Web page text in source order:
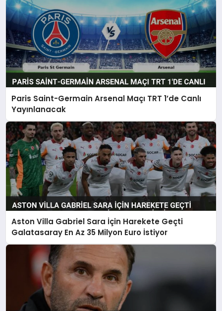
Paris Saint-Germain Arsenal Maçı TRT 1’de Canlı
Yayınlanacak
Aston Villa Gabriel Sara İçin Harekete Geçti
Galatasaray En Az 35 Milyon Euro İstiyor